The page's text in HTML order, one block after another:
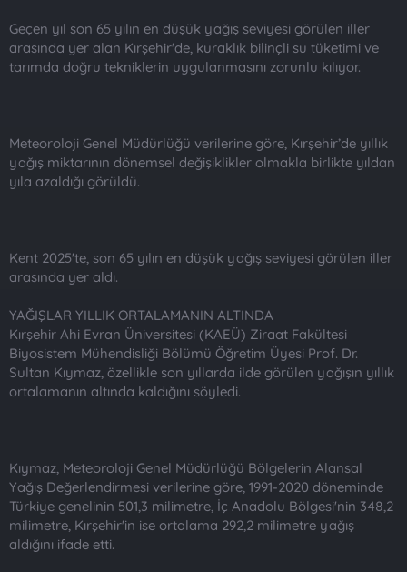
Geçen yıl son 65 yılın en düşük yağış seviyesi görülen iller
arasında yer alan Kırşehir'de, kuraklık bilinçli su tüketimi ve
tarımda doğru tekniklerin uygulanmasını zorunlu kılıyor.
Meteoroloji Genel Müdürlüğü verilerine göre, Kırşehir’de yıllık
yağış miktarının dönemsel değişiklikler olmakla birlikte yıldan
yıla azaldığı görüldü.
Kent 2025'te, son 65 yılın en düşük yağış seviyesi görülen iller
arasında yer aldı.
YAĞIŞLAR YILLIK ORTALAMANIN ALTINDA
Kırşehir Ahi Evran Üniversitesi (KAEÜ) Ziraat Fakültesi
Biyosistem Mühendisliği Bölümü Öğretim Üyesi Prof. Dr.
Sultan Kıymaz, özellikle son yıllarda ilde görülen yağışın yıllık
ortalamanın altında kaldığını söyledi.
Kıymaz, Meteoroloji Genel Müdürlüğü Bölgelerin Alansal
Yağış Değerlendirmesi verilerine göre, 1991-2020 döneminde
Türkiye genelinin 501,3 milimetre, İç Anadolu Bölgesi'nin 348,2
milimetre, Kırşehir'in ise ortalama 292,2 milimetre yağış
aldığını ifade etti.